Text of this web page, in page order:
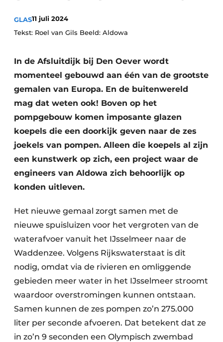
Privacy / Cookie statement
Vacatures
Video’s
GLAS11 juli 2024
Tekst: Roel van Gils Beeld: Aldowa
In de Afsluitdijk bij Den Oever wordt
momenteel gebouwd aan één van de grootste
gemalen van Europa. En de buitenwereld
mag dat weten ook! Boven op het
pompgebouw komen imposante glazen
koepels die een doorkijk geven naar de zes
joekels van pompen. Alleen die koepels al zijn
een kunstwerk op zich, een project waar de
engineers van Aldowa zich behoorlijk op
konden uitleven.
Het nieuwe gemaal zorgt samen met de
nieuwe spuisluizen voor het vergroten van de
waterafvoer vanuit het IJsselmeer naar de
Waddenzee. Volgens Rijkswaterstaat is dit
nodig, omdat via de rivieren en omliggende
gebieden meer water in het IJsselmeer stroomt
waardoor overstromingen kunnen ontstaan.
Samen kunnen de zes pompen zo’n 275.000
liter per seconde afvoeren. Dat betekent dat ze
in zo’n 9 seconden een Olympisch zwembad